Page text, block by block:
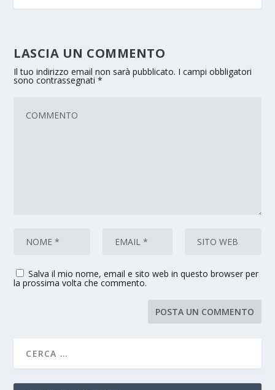
LASCIA UN COMMENTO
Il tuo indirizzo email non sarà pubblicato. I campi obbligatori
sono contrassegnati*
Salva il mio nome, email e sito web in questo browser per
la prossima volta che commento.